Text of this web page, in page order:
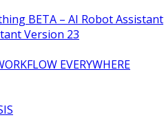
BETA – AI Robot Assistant
Version 23
EVERYWHERE